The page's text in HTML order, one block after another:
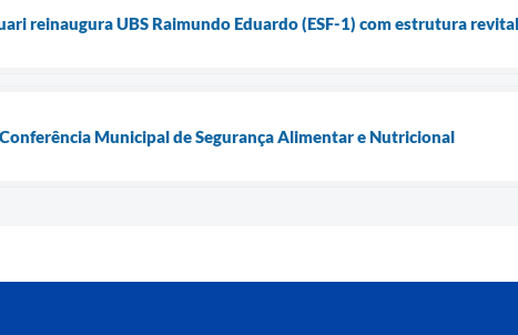
reinaugura UBS Raimundo Eduardo (ESF-1) com estrutura
Municipal de Segurança Alimentar e Nutricional